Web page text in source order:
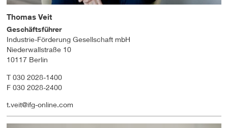
Thomas Veit
Geschäftsführer
Industrie-Förderung Gesellschaft mbH
Niederwallstraße 10
10117 Berlin
T 030 2028-1400
F 030 2028-2400
t.veit@ifg-online.com